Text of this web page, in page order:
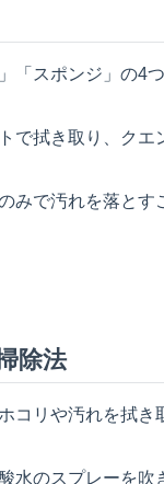
「スポンジ」の4
で拭き取り、クエ
みで汚れを落と
除法
コリや汚れを拭き
水のスプレーを吹